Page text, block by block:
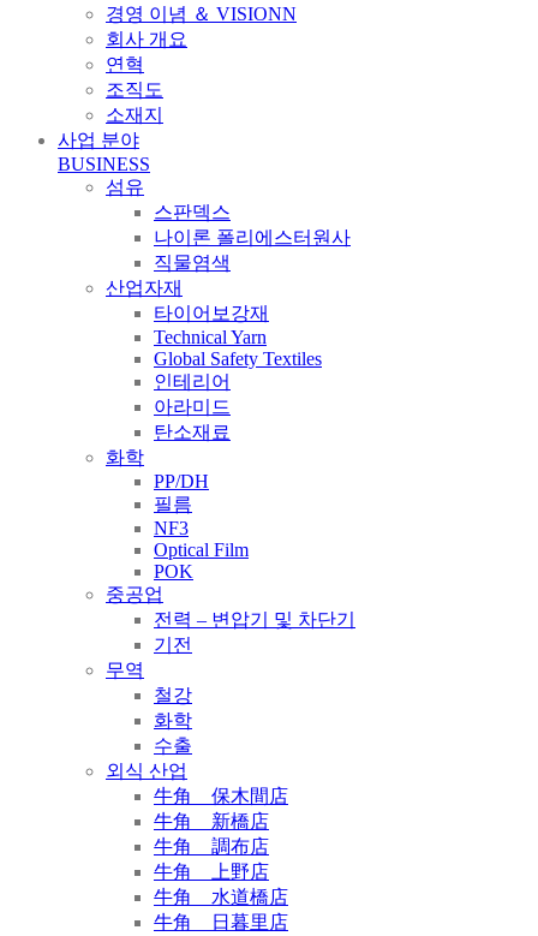
경영 이념 ＆ VISIONN
회사 개요
연혁
조직도
소재지
사업 분야
BUSINESS
섬유
스판덱스
나이론 폴리에스터원사
직물염색
산업자재
타이어보강재
Technical Yarn
Global Safety Textiles
인테리어
아라미드
탄소재료
화학
PP/DH
필름
NF3
Optical Film
POK
중공업
전력 – 변압기 및 차단기
기전
무역
철강
화학
수출
외식 산업
牛角 保木間店
牛角 新橋店
牛角 調布店
牛角 上野店
牛角 水道橋店
牛角 日暮里店